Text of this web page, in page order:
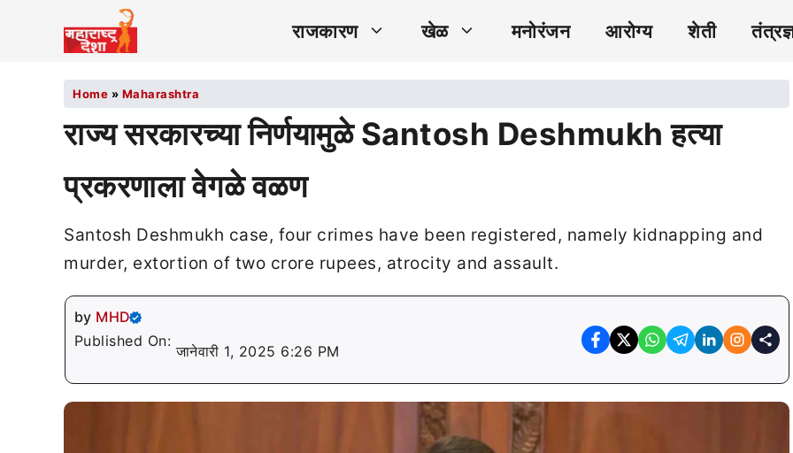
राजकारण खेळ मनोरंजन आरोग्य शेती
Home » Maharashtra
राज्य सरकारच्या निर्णयामुळे Santosh Deshmukh हत्या
प्रकरणाला वेगळे वळण
Santosh Deshmukh case, four crimes have been registered, namely kidnapping and
murder, extortion of two crore rupees, atrocity and assault.
by MHD
Published On:
जानेवारी 1, 2025 6:26 PM